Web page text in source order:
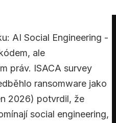
AI Social Engineering -
ale
práv. ISACA survey
ransomware jako
2026) potvrdil, že
social engineering,